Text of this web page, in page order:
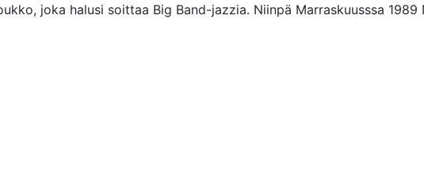
joka halusi soittaa Big Band-jazzia. Niinpä Marraskuusssa